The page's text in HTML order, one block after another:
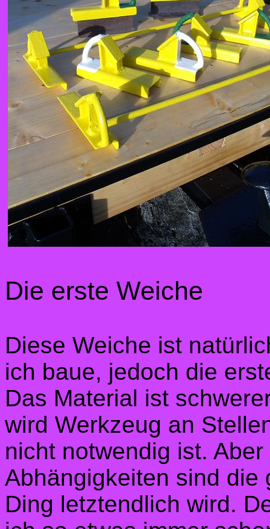
Die erste Weiche
Diese Weiche ist
ich baue, jedoch die
Das Material ist
wird Werkzeug an
nicht notwendig ist.
Abhängigkeiten sind die
Ding letztendlich wird.